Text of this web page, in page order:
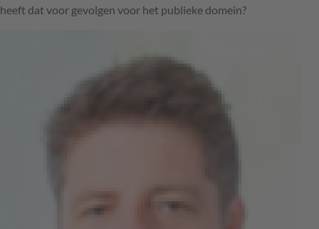
heeft dat voor gevolgen voor het publieke domein?